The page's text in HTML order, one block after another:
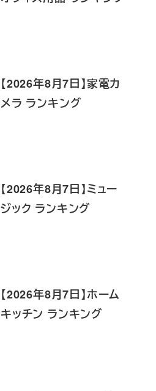
【2026年8月7日】家電カ
メラ ランキング
【2026年8月7日】ミュー
ジック ランキング
【2026年8月7日】ホーム
キッチン ランキング